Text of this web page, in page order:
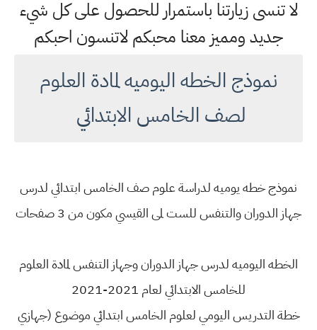
لا تنسى زيارتنا باستمرار للحصول على كل شيء
جديد ومميز معنا محبكم لاتنسون احبكم
نموذج الخطه اليوميه لمادة العلوم
لصف الخامس الابتدائي
نموذج خطه يوميه لدراسة علوم صف الخامس ابتدائي لدرس
جهاز الدوران والتنفس للست لمى القيسي مكون من 3 صفحات
الخطه اليوميه لدرس جهاز الدوران وجهاز التنفس لمادة العلوم
للخامس الابتدائي لعام 2021-2021
خطة التدريس اليومي لعلوم الخامس ابتدائي موضوع (جهازي